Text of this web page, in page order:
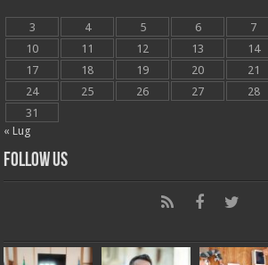
3
4 5 6 7
10
11 12 13 14
17
18 19 20 21
24
25 26 27 28
31
« Lug
Follow Us